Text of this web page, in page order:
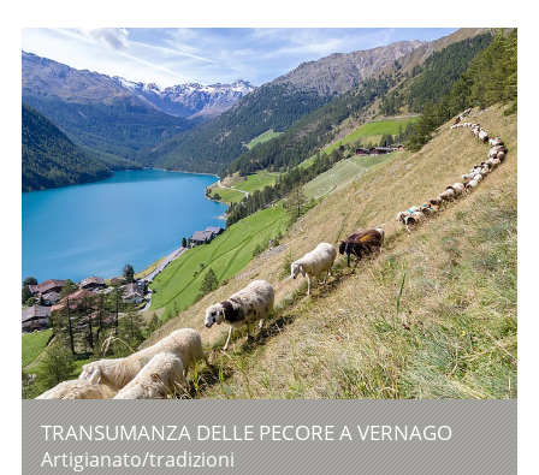
TRANSUMANZA DELLE PECORE A VERNAGO
Artigianato/tradizioni